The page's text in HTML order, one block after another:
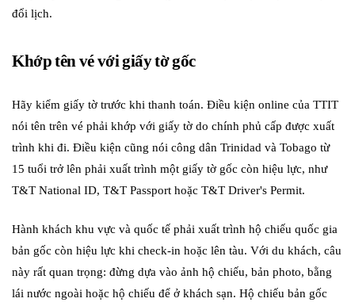
đổi lịch.
Khớp tên vé với giấy tờ gốc
Hãy kiểm giấy tờ trước khi thanh toán. Điều kiện online của TTIT
nói tên trên vé phải khớp với giấy tờ do chính phủ cấp được xuất
trình khi đi. Điều kiện cũng nói công dân Trinidad và Tobago từ
15 tuổi trở lên phải xuất trình một giấy tờ gốc còn hiệu lực, như
T&T National ID, T&T Passport hoặc T&T Driver's Permit.
Hành khách khu vực và quốc tế phải xuất trình hộ chiếu quốc gia
bản gốc còn hiệu lực khi check-in hoặc lên tàu. Với du khách, câu
này rất quan trọng: đừng dựa vào ảnh hộ chiếu, bản photo, bằng
lái nước ngoài hoặc hộ chiếu để ở khách sạn. Hộ chiếu bản gốc